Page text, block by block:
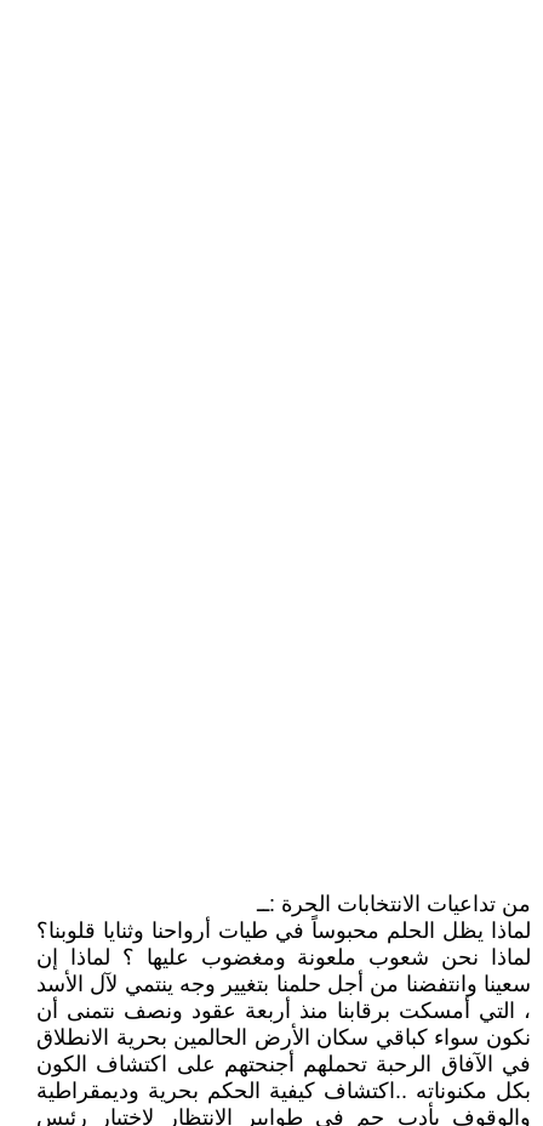
من تداعيات الانتخابات الحرة :ــ
لماذا يظل الحلم محبوساً في طيات أرواحنا وثنايا قلوبنا؟
لماذا نحن شعوب ملعونة ومغضوب عليها ؟ لماذا إن
سعينا وانتفضنا من أجل حلمنا بتغيير وجه ينتمي لآل الأسد
، التي أمسكت برقابنا منذ أربعة عقود ونصف نتمنى أن
نكون سواء كباقي سكان الأرض الحالمين بحرية الانطلاق
في الآفاق الرحبة تحملهم أجنحتهم على اكتشاف الكون
بكل مكنوناته ..اكتشاف كيفية الحكم بحرية وديمقراطية
والوقوف بأدب جم في طوابير الانتظار لاختيار رئيس